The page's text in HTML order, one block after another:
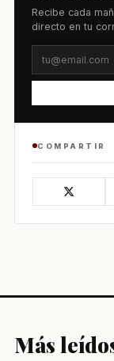
Recibe cada
directo en tu
COMPARTIR
Más